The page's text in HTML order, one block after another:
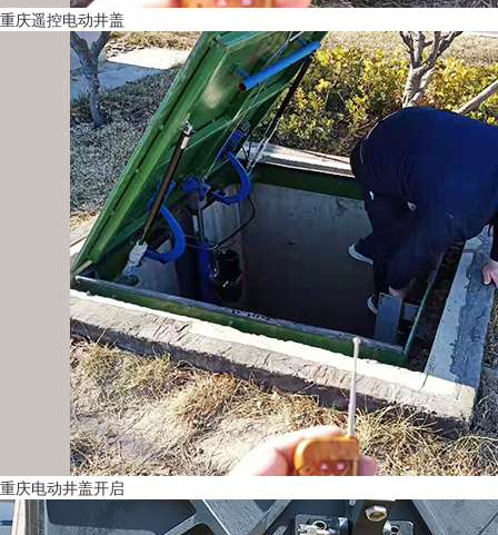
重庆遥控电动井盖
重庆电动井盖开启